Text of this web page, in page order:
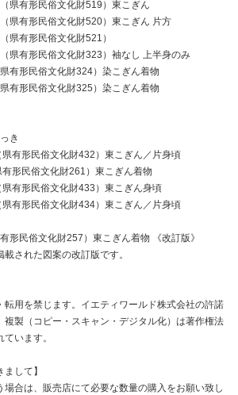
県有形民俗文化財519）東こぎん
県有形民俗文化財520）東こぎん 片方
有形民俗文化財521）
県有形民俗文化財323）袖なし 上半身のみ
有形民俗文化財324）染こぎん着物
有形民俗文化財325）染こぎん着物
き
有形民俗文化財432）東こぎん／片身頃
形民俗文化財261）東こぎん着物
有形民俗文化財433）東こぎん身頃
有形民俗文化財434）東こぎん／片身頃
民俗文化財257）東こぎん着物 《改訂版》
された図案の改訂版です。
転用を禁じます。イエティワールド株式会社の許諾
複製（コピー・スキャン・デジタル化）は著作権法
います。
して】
合は、販売店にて必要な数量の購入をお願い致し